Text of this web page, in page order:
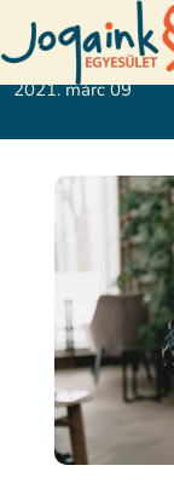
Köteles rész,
2021. márc 09